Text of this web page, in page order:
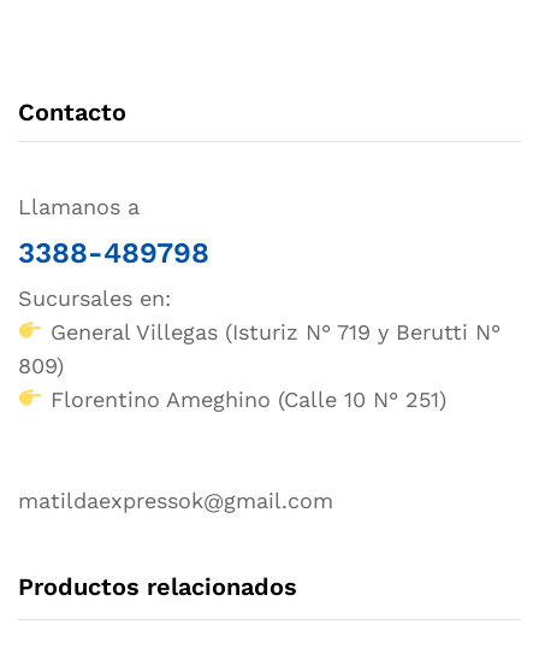
Contacto
Llamanos a
3388-489798
Sucursales en:
General Villegas (Isturiz N° 719 y Berutti N°
809)
Florentino Ameghino (Calle 10 N° 251)
matildaexpressok@gmail.com
Productos relacionados